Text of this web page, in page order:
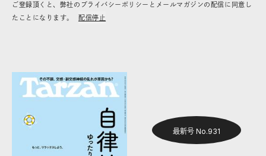
ご登録頂くと、弊社のプライバシーポリシーとメールマガジンの配信に同意し
たことになります。
配信停止
最新号 No.931